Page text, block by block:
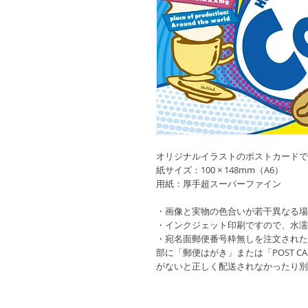
オリジナルイラストのポストカード
紙サイズ：100 × 148mm（A6）
用紙：厚手超スーパーファイン
・画像と実物の色合いが若干異なる
・インクジェット印刷ですので、水
・宛名面郵便番号枠無しを注文され
部に「郵便はがき」または「POST
がないと正しく配送されなかったり